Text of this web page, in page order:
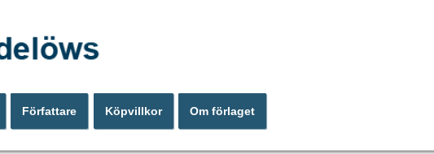
Författare Köpvillkor Om förlaget